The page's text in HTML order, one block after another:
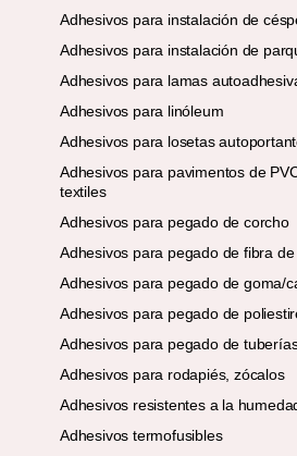
Adhesivos para instalación de
Adhesivos para instalación de
Adhesivos para lamas
Adhesivos para linóleum
Adhesivos para losetas
Adhesivos para pavimentos de
textiles
Adhesivos para pegado de corcho
Adhesivos para pegado de fibra
Adhesivos para pegado de goma/
Adhesivos para pegado de
Adhesivos para pegado de
Adhesivos para rodapiés, zócalos
Adhesivos resistentes a la
Adhesivos termofusibles